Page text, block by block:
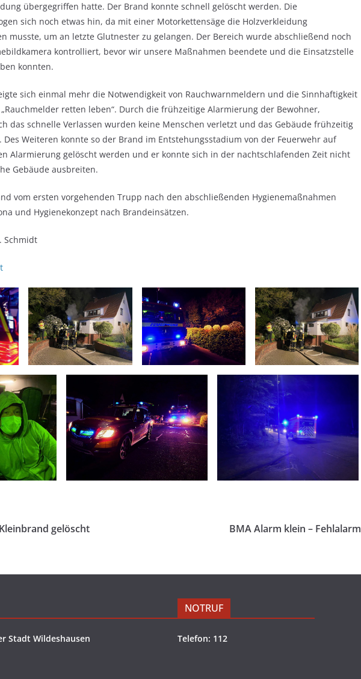
übergegriffen hatte. Der Brand konnte schnell gelöscht werden. Die
sich noch etwas hin, da mit einer Motorkettensäge die Holzverkleidung
musste, um an letzte Glutnester zu gelangen. Der Bereich wurde abschließend noch
kontrolliert, bevor wir unsere Maßnahmen beendete und die Einsatzstelle
konnten.
sich einmal mehr die Notwendigkeit von Rauchwarnmeldern und die Sinnhaftigkeit
retten leben“. Durch die frühzeitige Alarmierung der Bewohner,
das schnelle Verlassen wurden keine Menschen verletzt und das Gebäude frühzeitig
Weiteren konnte so der Brand im Entstehungsstadium von der Feuerwehr auf
Alarmierung gelöscht werden und er konnte sich in der nachtschlafenden Zeit nicht
Gebäude ausbreiten.
vom ersten vorgehenden Trupp nach den abschließenden Hygienemaßnahmen
und Hygienekonzept nach Brandeinsätzen.
Schmidt
gelöscht BMA Alarm klein – Fehlalarm
Stadt Wildeshausen
NOTRUF
Telefon: 112